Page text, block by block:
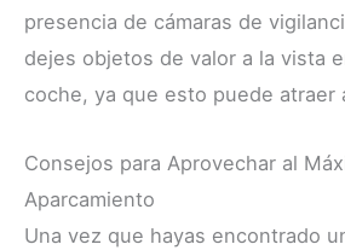
presencia de cámaras de
dejes objetos de valor a la vista
coche, ya que esto puede atraer
Consejos para Aprovechar al
Aparcamiento
Una vez que hayas encontrado